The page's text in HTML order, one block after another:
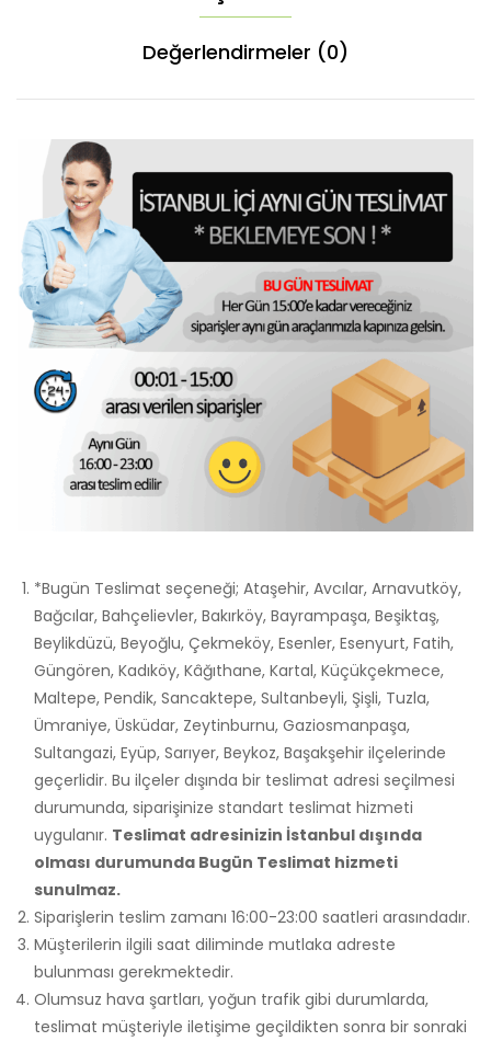
Değerlendirmeler (0)
*Bugün Teslimat seçeneği; Ataşehir, Avcılar, Arnavutköy,
Bağcılar, Bahçelievler, Bakırköy, Bayrampaşa, Beşiktaş,
Beylikdüzü, Beyoğlu, Çekmeköy, Esenler, Esenyurt, Fatih,
Güngören, Kadıköy, Kâğıthane, Kartal, Küçükçekmece,
Maltepe, Pendik, Sancaktepe, Sultanbeyli, Şişli, Tuzla,
Ümraniye, Üsküdar, Zeytinburnu, Gaziosmanpaşa,
Sultangazi, Eyüp, Sarıyer, Beykoz, Başakşehir ilçelerinde
geçerlidir. Bu ilçeler dışında bir teslimat adresi seçilmesi
durumunda, siparişinize standart teslimat hizmeti
uygulanır. Teslimat adresinizin İstanbul dışında
olması durumunda Bugün Teslimat hizmeti
sunulmaz.
Siparişlerin teslim zamanı 16:00-23:00 saatleri arasındadır.
Müşterilerin ilgili saat diliminde mutlaka adreste
bulunması gerekmektedir.
Olumsuz hava şartları, yoğun trafik gibi durumlarda,
teslimat müşteriyle iletişime geçildikten sonra bir sonraki